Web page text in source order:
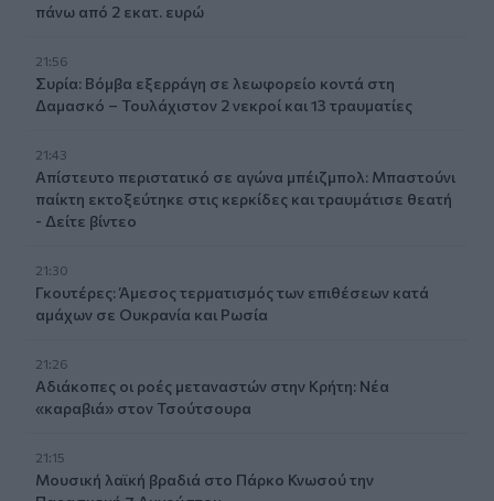
πάνω από 2 εκατ. ευρώ
21:56
Συρία: Βόμβα εξερράγη σε λεωφορείο κοντά στη
Δαμασκό – Τουλάχιστον 2 νεκροί και 13 τραυματίες
21:43
Απίστευτο περιστατικό σε αγώνα μπέιζμπολ: Μπαστούνι
παίκτη εκτοξεύτηκε στις κερκίδες και τραυμάτισε θεατή
- Δείτε βίντεο
21:30
Γκουτέρες: Άμεσος τερματισμός των επιθέσεων κατά
αμάχων σε Ουκρανία και Ρωσία
21:26
Αδιάκοπες οι ροές μεταναστών στην Κρήτη: Νέα
«καραβιά» στον Τσούτσουρα
21:15
Μουσική λαϊκή βραδιά στο Πάρκο Κνωσού την